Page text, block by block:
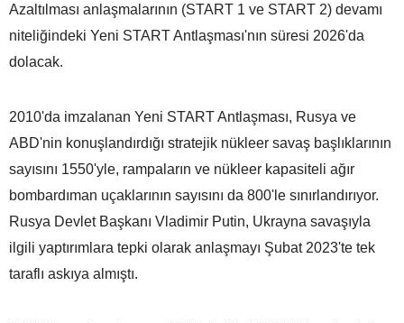
Azaltılması anlaşmalarının (START 1 ve START 2) devamı
niteliğindeki Yeni START Antlaşması'nın süresi 2026'da
dolacak.
2010'da imzalanan Yeni START Antlaşması, Rusya ve
ABD'nin konuşlandırdığı stratejik nükleer savaş başlıklarının
sayısını 1550'yle, rampaların ve nükleer kapasiteli ağır
bombardıman uçaklarının sayısını da 800'le sınırlandırıyor.
Rusya Devlet Başkanı Vladimir Putin, Ukrayna savaşıyla
ilgili yaptırımlara tepki olarak anlaşmayı Şubat 2023'te tek
taraflı askıya almıştı.